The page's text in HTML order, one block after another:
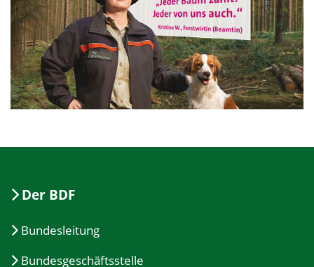
Der BDF
Bundesleitung
Bundesgeschäftsstelle